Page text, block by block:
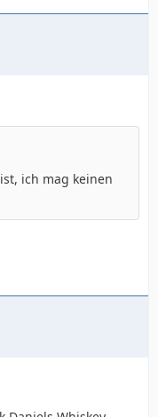
ich mag keinen